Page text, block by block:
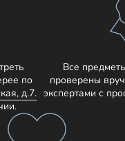
по
д.7.
Все
проверены
экспертами с